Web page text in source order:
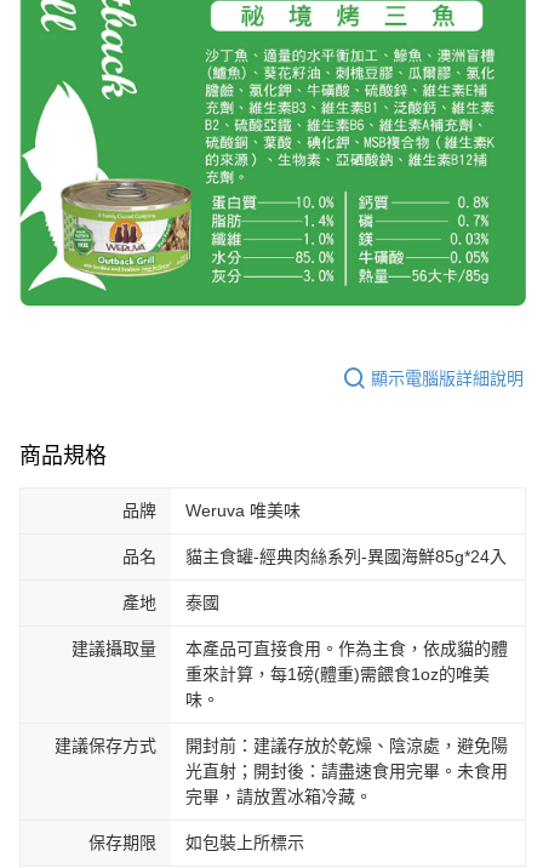
顯示電腦版詳細說明
商品規格
品牌 Weruva 唯美味
品名 貓主食罐-經典肉絲系列-異國海鮮85g*24入
產地 泰國
建議攝取量
本產品可直接食用。作為主食，依成貓的體
重來計算，每1磅(體重)需餵食1oz的唯美
味。
建議保存方式
開封前：建議存放於乾燥、陰涼處，避免陽
光直射；開封後：請盡速食用完畢。未食用
完畢，請放置冰箱冷藏。
保存期限 如包裝上所標示